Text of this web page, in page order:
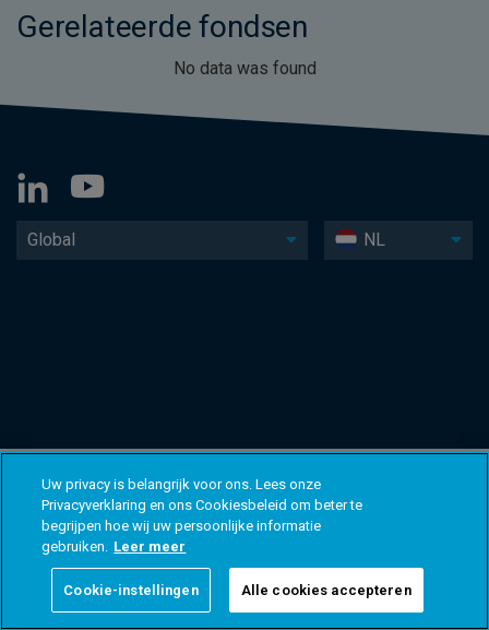
Gerelateerde fondsen
No data was found
Global NL
Uw privacy is belangrijk voor ons. Lees onze
Privacyverklaring en ons Cookiesbeleid om beter te
begrijpen hoe wij uw persoonlijke informatie
gebruiken. Leer meer
Cookie-instellingen Alle cookies accepteren